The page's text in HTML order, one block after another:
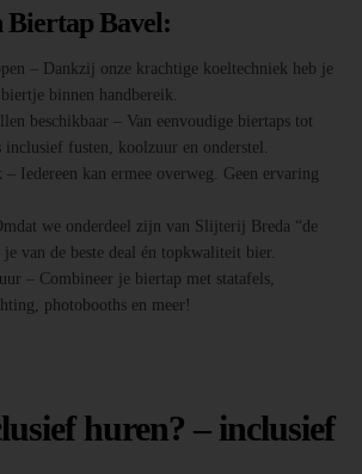
Biertap Bavel:
– Dankzij onze krachtige koeltechniek heb je
binnen handbereik.
beschikbaar – Van eenvoudige biertaps tot
fusten, koolzuur en onderstel.
Iedereen kan ermee overweg. Geen ervaring
we onderdeel zijn van Slijterij Breda “de
van de beste deal én topkwaliteit bier.
– Combineer je biertap met statafels,
photobooths en meer!
huren? – inclusief